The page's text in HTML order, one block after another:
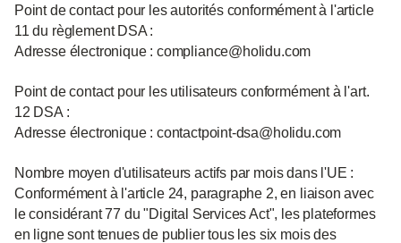
Point de contact pour les autorités conformément à l'article
11 du règlement DSA :
Adresse électronique : compliance@holidu.com
Point de contact pour les utilisateurs conformément à l'art.
12 DSA :
Adresse électronique : contactpoint-dsa@holidu.com
Nombre moyen d'utilisateurs actifs par mois dans l'UE :
Conformément à l'article 24, paragraphe 2, en liaison avec
le considérant 77 du "Digital Services Act", les plateformes
en ligne sont tenues de publier tous les six mois des